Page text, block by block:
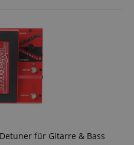
für Gitarre & Bass